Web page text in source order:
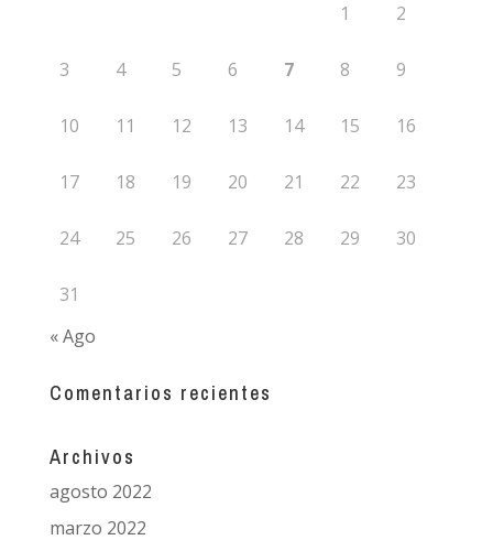
1 2
3 4 5 6 7 8 9
10 11 12 13 14 15 16
17 18 19 20 21 22 23
24 25 26 27 28 29 30
31
« Ago
Comentarios recientes
Archivos
agosto 2022
marzo 2022